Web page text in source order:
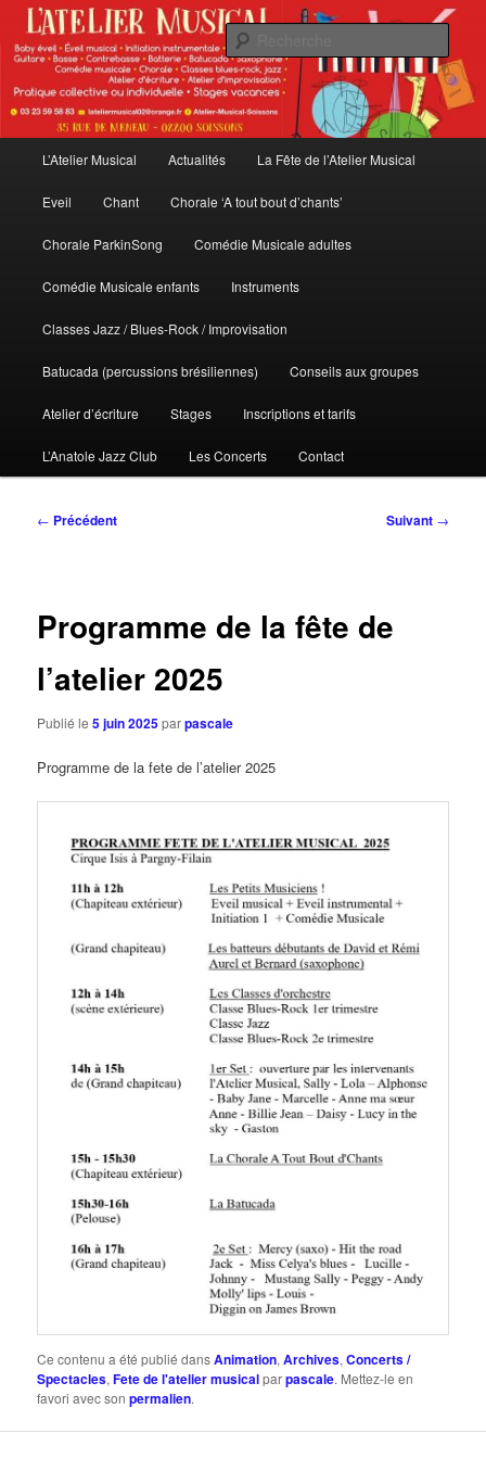
Aller
contenu
L'Atelier Musical
L’Atelier Musical Actualités La Fête de l’Atelier Musical
Eveil Chant Chorale ‘A tout bout d’chants’
Chorale ParkinSong Comédie Musicale adultes
Comédie Musicale enfants Instruments
Classes Jazz / Blues-Rock / Improvisation
Batucada (percussions brésiliennes) Conseils aux groupes
Atelier d’écriture Stages Inscriptions et tarifs
L’Anatole Jazz Club Les Concerts Contact
Navigation
← Précédent Suivant →
Programme de la fête de
l’atelier 2025
Publié le5 juin 2025parpascale
Programme de la fete de l’atelier 2025
Ce contenu a été publié dansAnimation,Archives,Concerts /
Spectacles,Fete de l'atelier musicalparpascale. Mettez-le en
favori avec sonpermalien.